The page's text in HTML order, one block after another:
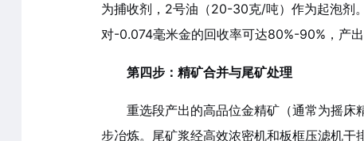
为捕收剂，2号油（20-30克/吨）作为起泡剂
对-0.074毫米金的回收率可达80%-90%，产
第四步：精矿合并与尾矿处理
重选段产出的高品位金精矿（通常为摇床
步冶炼。尾矿浆经高效浓密机和板框压滤机干